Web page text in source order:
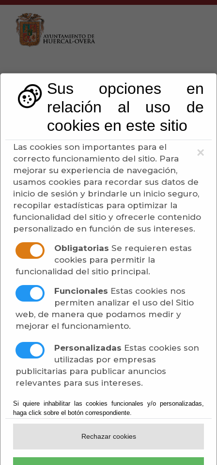
×
Sus opciones en
relación al uso de
cookies en este sitio
Las cookies son importantes para el
correcto funcionamiento del sitio. Para
mejorar su experiencia de navegación,
usamos cookies para recordar sus datos de
inicio de sesión y brindarle un inicio seguro,
recopilar estadísticas para optimizar la
funcionalidad del sitio y ofrecerle contenido
personalizado en función de sus intereses.
Obligatorias Se requieren estas
cookies para permitir la
funcionalidad del sitio principal.
Funcionales Estas cookies nos
permiten analizar el uso del Sitio
web, de manera que podamos medir y
mejorar el funcionamiento.
Personalizadas Estas cookies son
utilizadas por empresas
publicitarias para publicar anuncios
relevantes para sus intereses.
Si quiere inhabilitar las cookies funcionales y/o personalizadas,
haga click sobre el botón correspondiente.
Rechazar cookies
Servicios
Escuchar
Agencias de Viaje
Aguas
Aire Acondicionado y
Calefacción
Asesores y Gestores
Construcción
Derribos y Excavaciones
Funerarios
Inmobiliarios
Jurídicos
Medio Ambiente